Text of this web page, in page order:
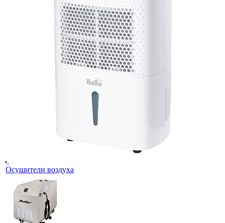
Осушители воздуха